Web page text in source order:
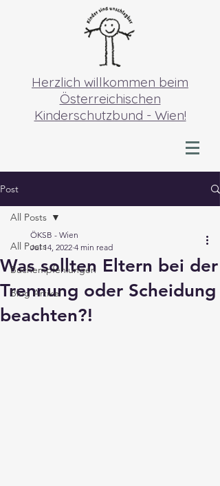
Herzlich willkommen beim
Österreichischen
Kinderschutzbund - Wien!
Post
All Posts
Buchempfehlungen
Blog Artikel
All Posts
Was sollten Eltern bei der
Trennung oder Scheidung
beachten?!
ÖKSB - Wien
Jul 14, 2022 4 min read